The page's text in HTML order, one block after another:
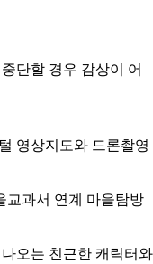
단할 경우 감상이 어
영상지도와 드론촬영
교과서 연계 마을탐방
오는 친근한 캐릭터와